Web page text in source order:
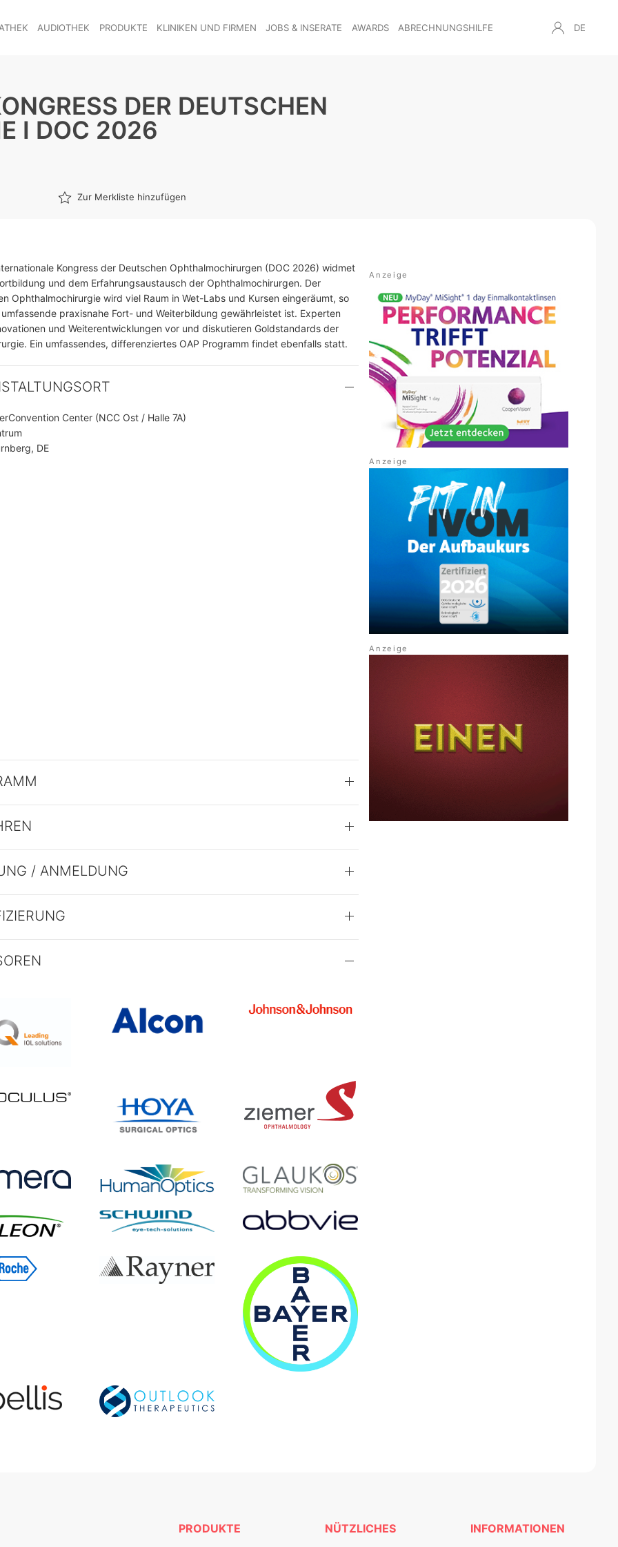
AUDIOTHEK PRODUKTE KLINIKEN UND FIRMEN JOBS & INSERATE AWARDS ABRECHNUNGSHILFE DE
DER DEUTSCHEN
I DOC 2026
Zur Merkliste hinzufügen
Kongress der Deutschen Ophthalmochirurgen (DOC 2026) widmet
und dem Erfahrungsaustausch der Ophthalmochirurgen. Der
Ophthalmochirurgie wird viel Raum in Wet-Labs und Kursen eingeräumt, so
praxisnahe Fort- und Weiterbildung gewährleistet ist. Experten
und Weiterentwicklungen vor und diskutieren Goldstandards der
Ein umfassendes, differenziertes OAP Programm findet ebenfalls statt.
Center (NCC Ost / Halle 7A)
DE
/ ANMELDUNG
PRODUKTE NÜTZLICHES INFORMATIONEN